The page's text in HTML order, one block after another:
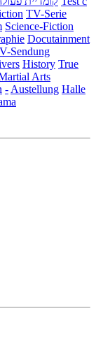
TV-Serie
Science-Fiction
Docutainment
Sendung
History True
Arts
- Austellung Halle